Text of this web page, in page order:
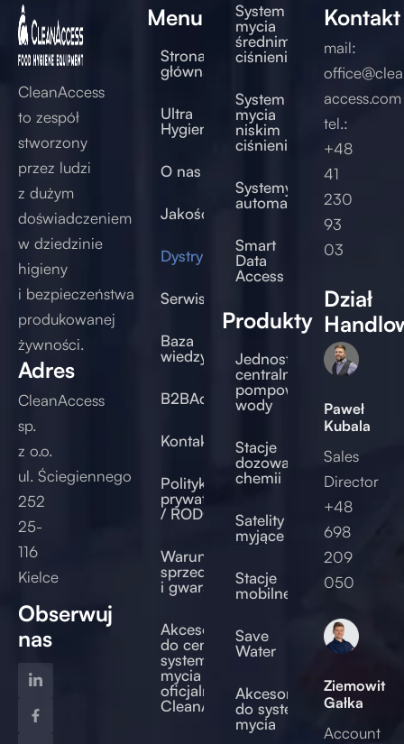
CleanAccess
to zespół
stworzony
przez ludzi
z dużym
doświadczeniem
w dziedzinie
higieny
i bezpieczeństwa
produkowanej
żywności.
Adres
CleanAccess
sp.
z o.o.
ul. Ściegiennego
252
25-
116
Kielce
Obserwuj
nas
Menu
Strona
główna
Ultra
Hygienic®
O nas
Jakość
Dystrybucja
Serwis/Doradztwo
Baza
wiedzy
B2BAccess
Kontakt
Polityka
prywatności
/ RODO
Warunki
sprzedaży
i gwarancji
Akcesoria
do centralnych
systemów
mycia –
oficjalny sklep
CleanAccess
System
mycia
średnim
ciśnieniem
System
mycia
niskim
ciśnieniem
Systemy
automatyczne
Smart
Data
Access
Produkty
Jednostki
centralne
pompowe
wody
Stacje
dozowania
chemii
Satelity
myjące
Stacje
mobilne
Save
Water
Akcesoria
do systemów
mycia
Kontakt
mail:
access.com
tel.:
+48
41
230
93
03
Dział
Paweł
Kubala
Sales
Director
+48
698
209
050
Ziemowit
Gałka
Account